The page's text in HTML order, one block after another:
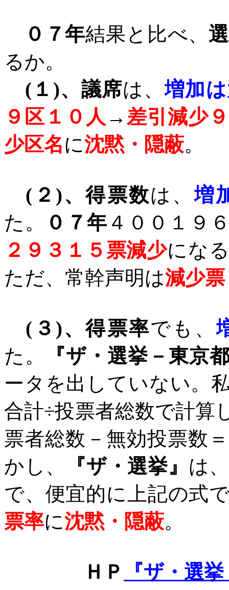
０７年結果と比べ、
るか。
( １ )、議席は、増加
９区１０人 → 差引減少
少区名に沈黙・隠蔽。
( ２ )、得票数は、増
た。
０７年 ４００１９
２９３１５票減少にな
ただ、常幹声明は減少
( ３ )、得票率でも、
た。
『ザ・選挙－東京
ータを出していない。
合計÷投票者総数で計算
票者総数－無効投票数
かし、
『ザ・選挙』 は
で、便宜的に上記の式
票率に沈黙・隠蔽。
ＨＰ 『ザ・選